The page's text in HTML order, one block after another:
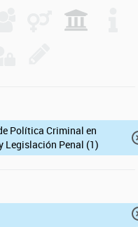
Política Criminal en
Legislación Penal (1)